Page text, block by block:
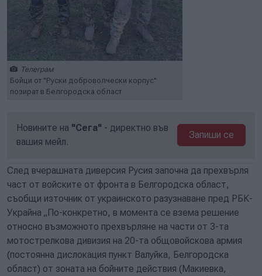
Телеграм
Бойци от "Руски доброволчески корпус"
позират в Белгородска област
Новините на "Сега" - директно във
вашия мейл.
Запиши се
След вчерашната диверсия Русия започна да прехвърля
част от войските от фронта в Белгородска област,
съобщи източник от украинското разузнаване пред РБК-
Украйна „По-конкретно, в момента се взема решение
относно възможното прехвърляне на части от 3-та
мотострелкова дивизия на 20-та общовойскова армия
(постоянна дислокация пункт Валуйка, Белгородска
област) от зоната на бойните действия (Макиевка,